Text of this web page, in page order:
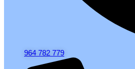
964 782 779